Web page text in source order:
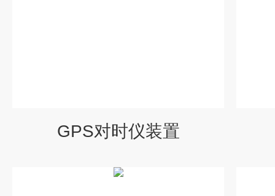
GPS对时仪装置